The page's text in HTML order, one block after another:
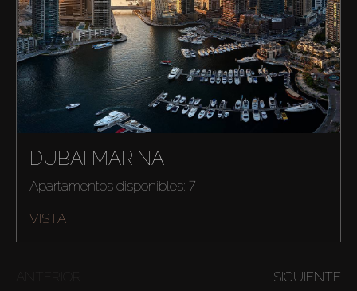
DUBAI MARINA
Apartamentos disponibles: 7
VISTA
SIGUIENTE